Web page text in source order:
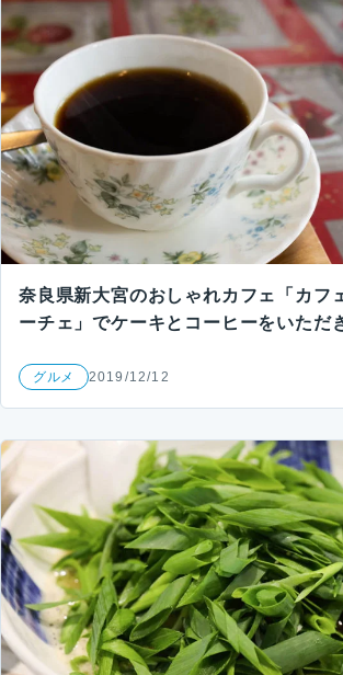
奈良県新大宮のおしゃれカフェ「カフ
ーチェ」でケーキとコーヒーをいただ
グルメ 2019/12/12